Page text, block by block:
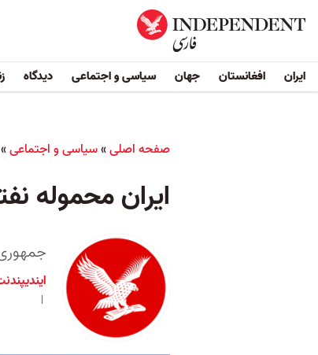
ایران افغانستان جهان سیاسی و اجتماعی دیدگاه
صفحه اصلی»سیاسی و اجتماعی»
ایران محموله